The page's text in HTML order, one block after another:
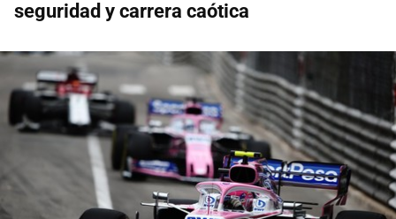
seguridad y carrera caótica